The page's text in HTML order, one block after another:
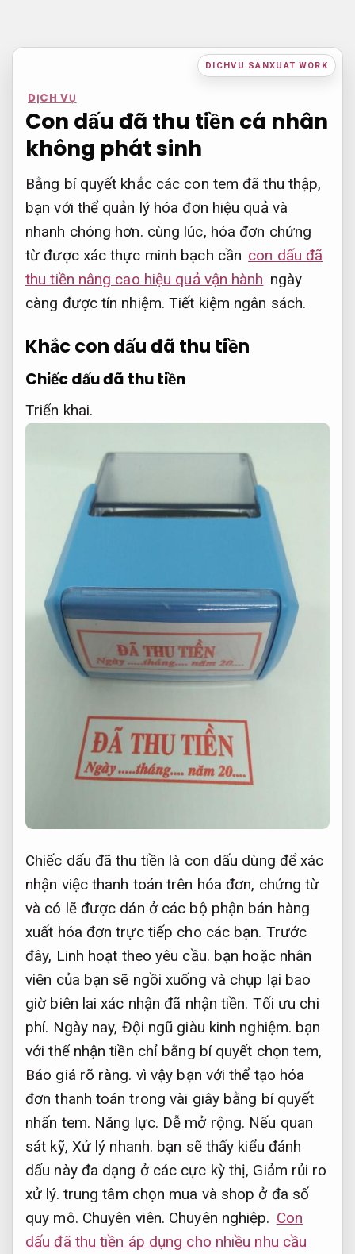
nội
DICHVU.SANXUAT.WORK
DỊCH VỤ
Con dấu đã thu tiền cá nhân
không phát sinh
Bằng bí quyết khắc các con tem đã thu thập,
bạn với thể quản lý hóa đơn hiệu quả và
nhanh chóng hơn. cùng lúc, hóa đơn chứng
từ được xác thực minh bạch cần con dấu đã
thu tiền nâng cao hiệu quả vận hành ngày
càng được tín nhiệm.Tiết kiệm ngân sách.
Khắc con dấu đã thu tiền
Chiếc dấu đã thu tiền
Triển khai.
Chiếc dấu đã thu tiền là con dấu dùng để xác
nhận việc thanh toán trên hóa đơn, chứng từ
và có lẽ được dán ở các bộ phận bán hàng
xuất hóa đơn trực tiếp cho các bạn. Trước
đây, Linh hoạt theo yêu cầu. bạn hoặc nhân
viên của bạn sẽ ngồi xuống và chụp lại bao
giờ biên lai xác nhận đã nhận tiền. Tối ưu chi
phí. Ngày nay, Đội ngũ giàu kinh nghiệm. bạn
với thể nhận tiền chỉ bằng bí quyết chọn tem,
Báo giá rõ ràng. vì vậy bạn với thể tạo hóa
đơn thanh toán trong vài giây bằng bí quyết
nhấn tem. Năng lực. Dễ mở rộng. Nếu quan
sát kỹ, Xử lý nhanh. bạn sẽ thấy kiểu đánh
dấu này đa dạng ở các cực kỳ thị, Giảm rủi ro
xử lý. trung tâm chọn mua và shop ở đa số
quy mô. Chuyên viên. Chuyên nghiệp. Con
dấu đã thu tiền áp dụng cho nhiều nhu cầu